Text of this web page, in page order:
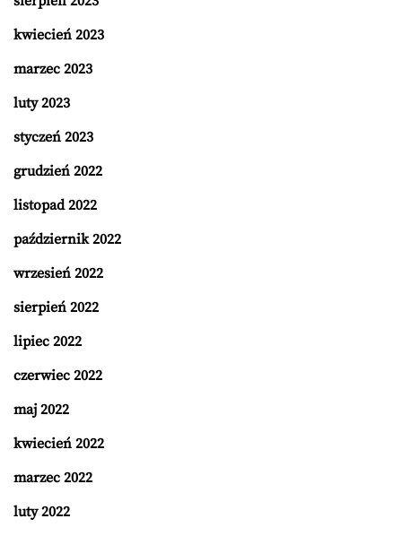
kwiecień 2023
marzec 2023
luty 2023
styczeń 2023
grudzień 2022
listopad 2022
październik 2022
wrzesień 2022
sierpień 2022
lipiec 2022
czerwiec 2022
maj 2022
kwiecień 2022
marzec 2022
luty 2022